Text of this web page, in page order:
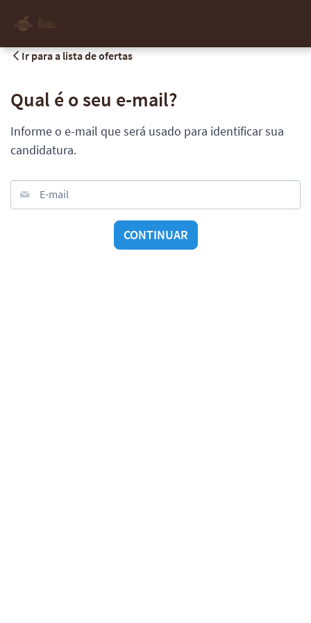
Ir para a lista de ofertas
Qual é o seu e-mail?
Informe o e-mail que será usado para identificar sua
candidatura.
E-mail
CONTINUAR